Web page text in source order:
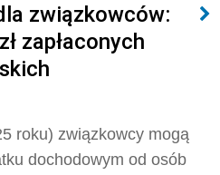
związkowców:
zapłaconych
roku) związkowcy mogą
dochodowym od osób